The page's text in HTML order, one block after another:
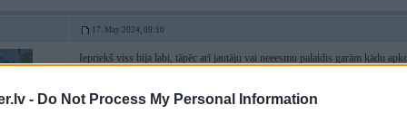
- Do Not Process My Personal Information
17. May 2024, 09:10
Iepriekš viss bija labi, tāpēc arī jautāju vai neeesmu palaidis garām kādu
[ Šo ziņu laboja Deivid, 17 May 2024, 09:17:26 ]